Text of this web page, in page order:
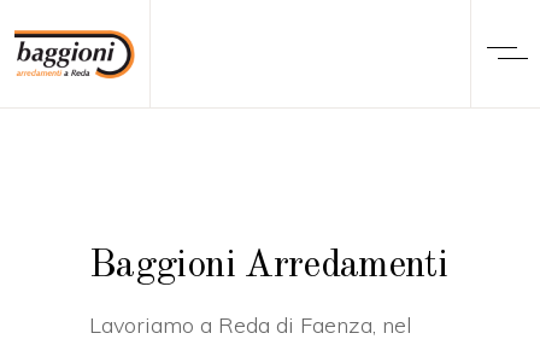
Baggioni Arredamenti
Lavoriamo a Reda di Faenza, nel